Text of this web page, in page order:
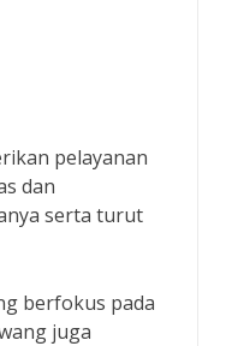
pelayanan
dan
serta turut
berfokus pada
juga